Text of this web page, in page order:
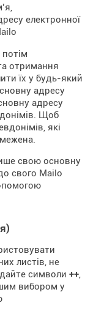
електронної
отримання
їх у будь-який
адресу
адресу
Щоб
які
свою основну
свого Mailo
листів, не
символи ++,
вибором у